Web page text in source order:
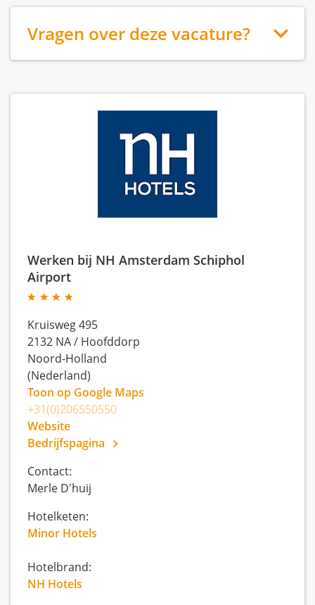
Vragen over deze vacature?
Werken bij NH Amsterdam Schiphol
Airport
Kruisweg 495
2132 NA/ Hoofddorp
Noord-Holland
(Nederland)
Toon op Google Maps
+31(0)206550550
Website
Bedrijfspagina
Contact:
Merle D'huij
Hotelketen:
Minor Hotels
Hotelbrand:
NH Hotels